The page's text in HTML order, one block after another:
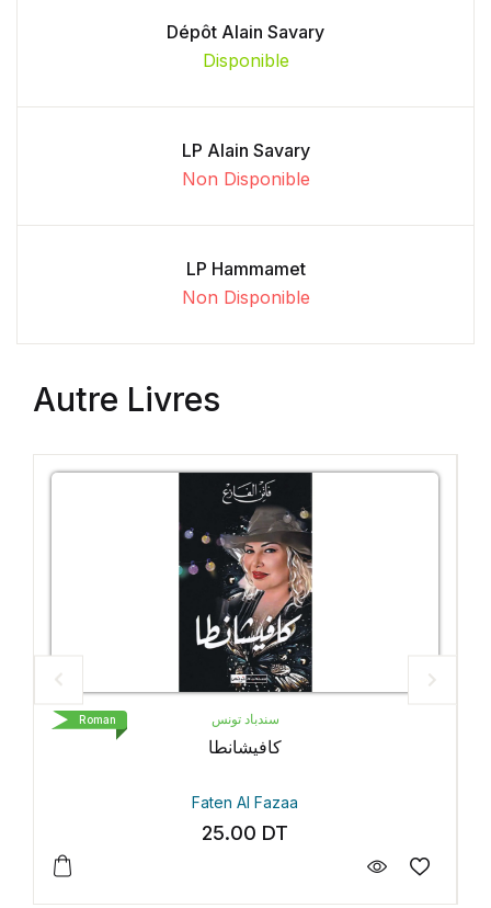
Dépôt Alain Savary
Disponible
LP Alain Savary
Non Disponible
LP Hammamet
Non Disponible
Autre Livres
Roman